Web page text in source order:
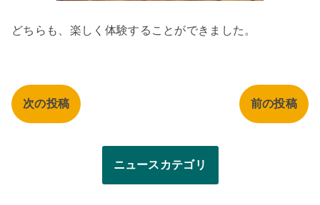
どちらも、楽しく体験することができました。
次の投稿 前の投稿
ニュースカテゴリ